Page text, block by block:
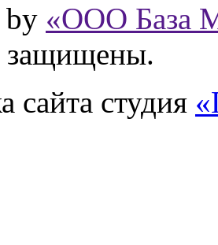
«ООО База
защищены.
сайта студия